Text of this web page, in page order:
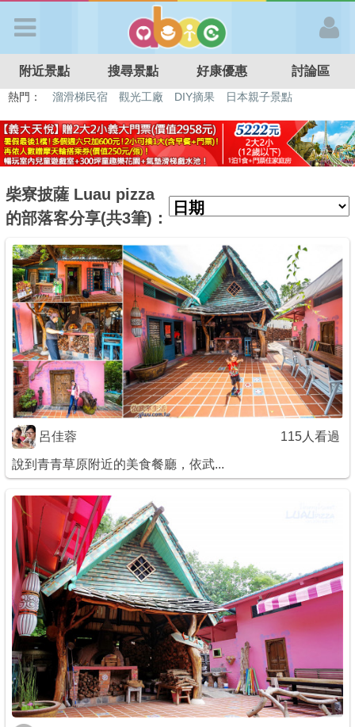
APP登入
首 頁
好康優惠
最新消息
最新留言
商家合作
推薦景點
討論區
聯絡我們
APP下載
附近景點 搜尋景點 好康優惠 討論區
熱門： 溜滑梯民宿 觀光工廠 DIY摘果
日本親子景點
柴寮披薩 Luau pizza
的部落客分享(共3筆)：
呂佳蓉 115人看過
說到青青草原附近的美食餐廳，依武...